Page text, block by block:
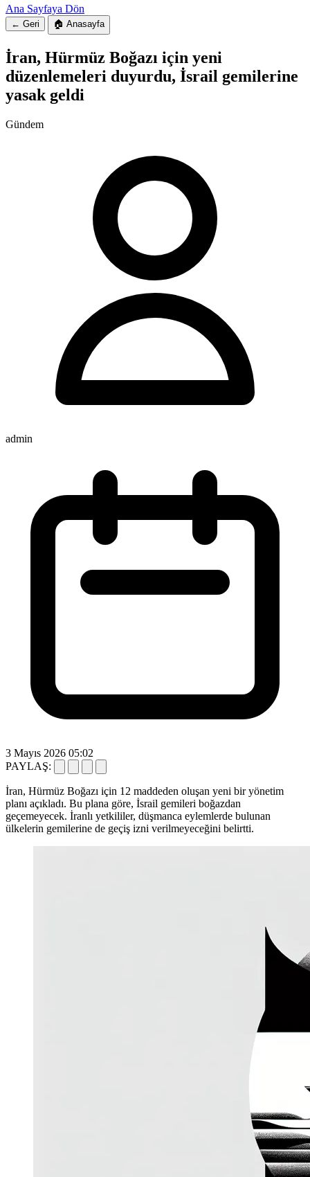
Ana Sayfaya Dön
← Geri 🏠 Anasayfa
İran, Hürmüz Boğazı için yeni
düzenlemeleri duyurdu, İsrail gemilerine
yasak geldi
Gündem
admin
3 Mayıs 2026 05:02
PAYLAŞ:
İran, Hürmüz Boğazı için 12 maddeden oluşan yeni bir yönetim
planı açıkladı. Bu plana göre, İsrail gemileri boğazdan
geçemeyecek. İranlı yetkililer, düşmanca eylemlerde bulunan
ülkelerin gemilerine de geçiş izni verilmeyeceğini belirtti.